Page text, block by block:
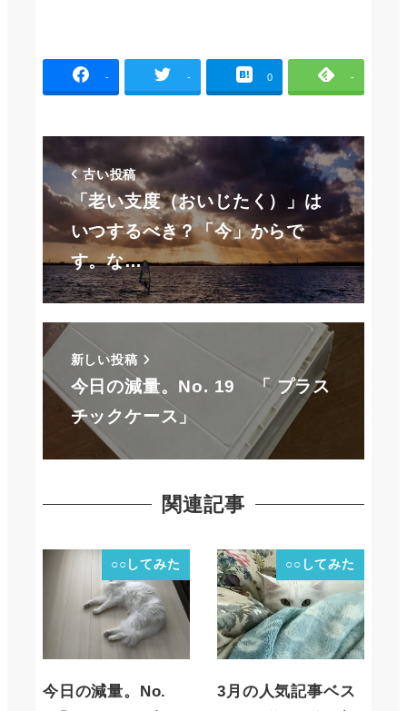
- - 0 -
古い投稿
「老い支度（おいじたく）」は
いつするべき？「今」からで
す。な…
新しい投稿
今日の減量。No. 19 「 プラス
チックケース」
関連記事
○○してみた
今日の減量。No.
○○してみた
3月の人気記事ベス